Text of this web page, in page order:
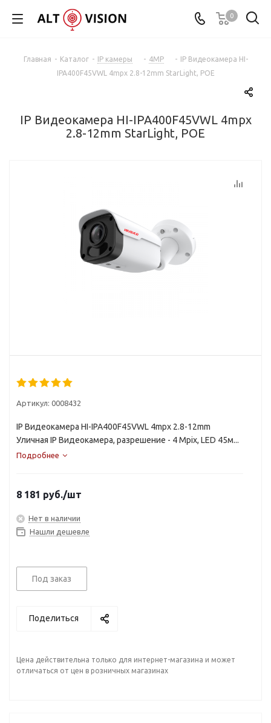
0
Главная - Каталог - IP камеры - 4MP - IP Видеокамера HI-
IPA400F45VWL 4mpx 2.8-12mm StarLight, POE
IP Видеокамера HI-IPA400F45VWL 4mpx
2.8-12mm StarLight, POE
Артикул: 0008432
IP Видеокамера HI-IPA400F45VWL 4mpx 2.8-12mm
Уличная IP Видеокамера, разрешение - 4 Mpix, LED 45м...
Подробнее
8 181 руб./шт
Нет в наличии
Нашли дешевле
Под заказ
Поделиться
Цена действительна только для интернет-магазина и может
отличаться от цен в розничных магазинах